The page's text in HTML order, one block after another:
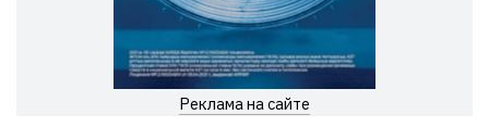
Реклама на сайте